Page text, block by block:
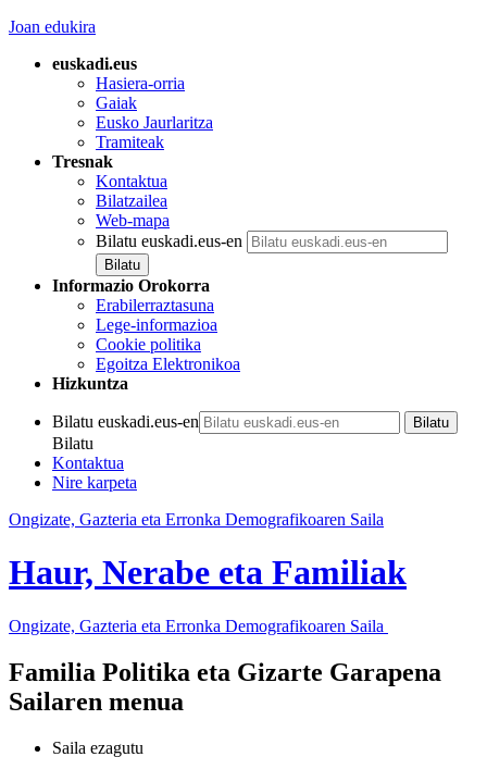
Joan edukira
euskadi.eus
Hasiera-orria
Gaiak
Eusko Jaurlaritza
Tramiteak
Tresnak
Kontaktua
Bilatzailea
Web-mapa
Bilatu euskadi.eus-en
Informazio Orokorra
Erabilerraztasuna
Lege-informazioa
Cookie politika
Egoitza Elektronikoa
Hizkuntza
Bilatu euskadi.eus-en
Bilatu
Kontaktua
Nire karpeta
Ongizate, Gazteria eta Erronka Demografikoaren Saila
Haur, Nerabe eta Familiak
Ongizate, Gazteria eta Erronka Demografikoaren Saila
Familia Politika eta Gizarte Garapena
Sailaren menua
Saila ezagutu